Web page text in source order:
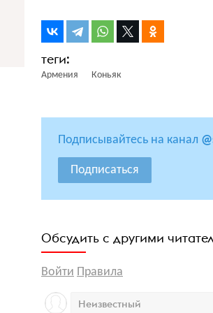
Армения Коньяк
Подписывайтесь на канал
Подписаться
Обсудить с другими
Войти Правила
Неизвестный